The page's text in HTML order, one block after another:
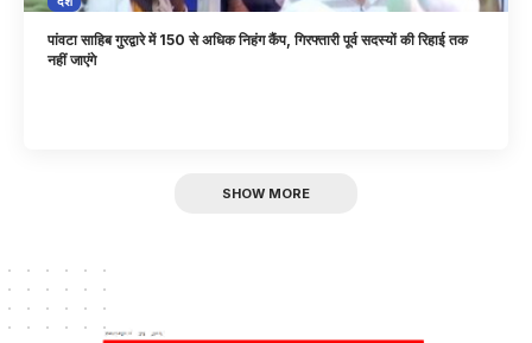
पांवटा साहिब गुरद्वारे में 150 से अधिक निहंग कैंप, गिरफ्तारी पूर्व सदस्यों की रिहाई तक
नहीं जाएंगे
SHOW MORE